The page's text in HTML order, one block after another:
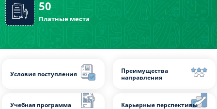
26
Бюджетные места
50
Платные места